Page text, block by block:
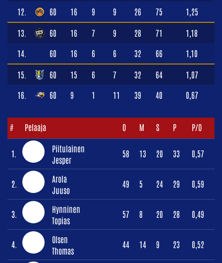
12. 60 16 9 9 26 75 1,25
13. 60 16 7 9 28 71 1,18
14. 60 16 6 6 32 66 1,10
15. 60 15 6 7 32 64 1,07
16. 60 9 1 11 39 40 0,67
# Pelaaja O M S P P/O
1.
Piitulainen
Jesper
58 13 20 33 0,57
2.
Arola
Juuso
49 5 24 29 0,59
3.
Hynninen
Topias
57 8 20 28 0,49
4.
Olsen
Thomas
44 14 9 23 0,52